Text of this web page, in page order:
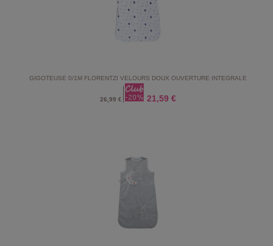
GIGOTEUSE 0/1M FLORENTZI VELOURS DOUX OUVERTURE INTEGRALE
26,99 € 21,59 €